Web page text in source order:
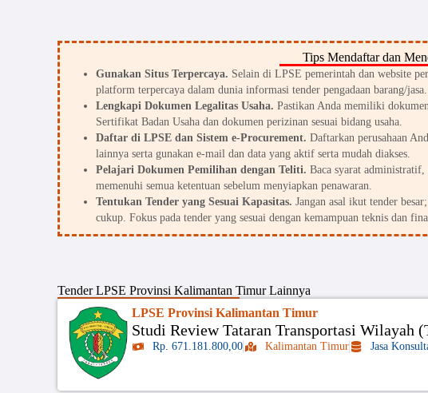
Tips Mendaftar dan
Gunakan Situs Terpercaya. Selain di LPSE pemerintah dan website
platform terpercaya dalam dunia informasi tender pengadaan barang/jasa.
Lengkapi Dokumen Legalitas Usaha. Pastikan Anda memiliki
Sertifikat Badan Usaha dan dokumen perizinan sesuai bidang usaha.
Daftar di LPSE dan Sistem e-Procurement. Daftarkan perusahaan
lainnya serta gunakan e-mail dan data yang aktif serta mudah diakses.
Pelajari Dokumen Pemilihan dengan Teliti. Baca syarat
memenuhi semua ketentuan sebelum menyiapkan penawaran.
Tentukan Tender yang Sesuai Kapasitas. Jangan asal ikut tender
cukup. Fokus pada tender yang sesuai dengan kemampuan teknis dan
TenderLPSE Provinsi Kalimantan TimurLainnya
LPSE Provinsi Kalimantan Timur
Studi Review Tataran Transportasi Wilayah
Rp. 671.181.800,00 Kalimantan Timur Jasa